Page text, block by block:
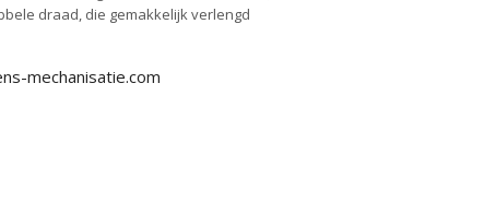
draad, die gemakkelijk verlengd
mechanisatie.com